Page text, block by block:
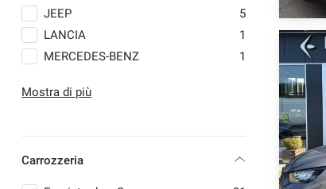
JEEP
5
LANCIA
1
MERCEDES-BENZ
1
PEUGEOT
Mostra di più
Carrozzeria